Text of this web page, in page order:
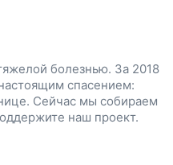
болезнью. За 2018
спасением:
Сейчас мы собираем
наш проект.